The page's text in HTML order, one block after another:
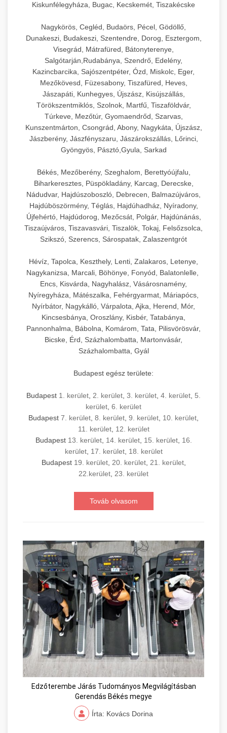
Kiskunfélegyháza, Bugac, Kecskemét, Tiszakécske
Nagykörös, Cegléd, Budaörs, Pécel, Gödöllő,
Dunakeszi, Budakeszi, Szentendre, Dorog, Esztergom,
Visegrád, Mátrafüred, Bátonyterenye,
Salgótarján,Rudabánya, Szendrő, Edelény,
Kazincbarcika, Sajószentpéter, Ózd, Miskolc, Eger,
Mezőkövesd, Füzesabony, Tiszafüred, Heves,
Jászapáti, Kunhegyes, Újszász, Kisújszállás,
Törökszentmiklós, Szolnok, Martfű, Tiszaföldvár,
Túrkeve, Mezőtúr, Gyomaendrőd, Szarvas,
Kunszentmárton, Csongrád, Abony, Nagykáta, Újszász,
Jászberény, Jászfényszaru, Jászárokszállás, Lőrinci,
Gyöngyös, Pásztó,Gyula, Sarkad
Békés, Mezőberény, Szeghalom, Berettyóújfalu,
Biharkeresztes, Püspökladány, Karcag, Derecske,
Nádudvar, Hajdúszoboszló, Debrecen, Balmazújváros,
Hajdúböszörmény, Téglás, Hajdúhadház, Nyíradony,
Újfehértó, Hajdúdorog, Mezőcsát, Polgár, Hajdúnánás,
Tiszaújváros, Tiszavasvári, Tiszalök, Tokaj, Felsőzsolca,
Szikszó, Szerencs, Sárospatak, Zalaszentgrót
Hévíz, Tapolca, Keszthely, Lenti, Zalakaros, Letenye,
Nagykanizsa, Marcali, Böhönye, Fonyód, Balatonlelle,
Encs, Kisvárda, Nagyhalász, Vásárosnamény,
Nyíregyháza, Mátészalka, Fehérgyarmat, Máriapócs,
Nyírbátor, Nagykálló, Várpalota, Ajka, Herend, Mór,
Kincsesbánya, Oroszlány, Kisbér, Tatabánya,
Pannonhalma, Bábolna, Komárom, Tata, Pilisvörösvár,
Bicske, Érd, Százhalombatta, Martonvásár,
Százhalombatta, Gyál
Budapest egész területe:
Budapest 1. kerület, 2. kerület, 3. kerület, 4. kerület, 5.
kerület, 6. kerület
Budapest 7. kerület, 8. kerület, 9. kerület, 10. kerület,
11. kerület, 12. kerület
Budapest 13. kerület, 14. kerület, 15. kerület, 16.
kerület, 17. kerület, 18. kerület
Budapest 19. kerület, 20. kerület, 21. kerület,
22.kerület, 23. kerület
Továb olvasom
Edzőterembe Járás Tudományos Megvilágításban
Gerendás Békés megye
Írta: Kovács Dorina